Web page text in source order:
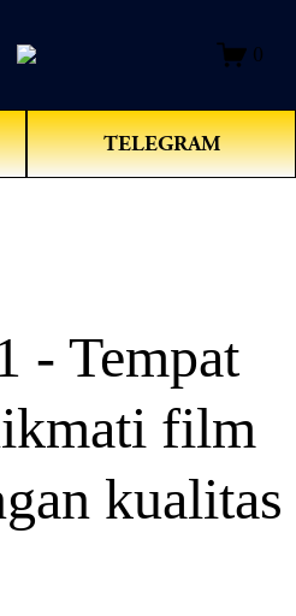
0
TELEGRAM
- Tempat
film
kualitas